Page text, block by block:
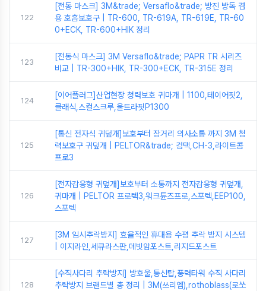
122
[전동 마스크] 3M&trade; Versaflo&trade; 방진 방독 겸
용 호흡보호구 | TR-600, TR-619A, TR-619E, TR-60
0+ECK, TR-600+HIK 정리
123
[전동식 마스크] 3M Versaflo&trade; PAPR TR 시리즈
비교 | TR-300+HIK, TR-300+ECK, TR-315E 정리
124
[이어플러그]산업현장 청력보호 귀마개 | 1100,테이어핏2,
클래식,스컬스크루,울트라핏P1300
125
[통신 전자식 귀덮개]보호부터 장거리 의사소통 까지 3M 청
력보호구 귀덮개 | PELTOR&trade; 컴택,CH-3,라이트콤
프로3
126
[전자감응형 귀덮개]보호부터 소통까지 전자감응형 귀덮개,
귀마개 | PELTOR 프로텍3,워크튠즈프로,스포텍,EEP100,
스포텍
127
[3M 임시추락방지] 효율적인 휴대용 수평 추락 방지 시스템
| 이지라인,세큐라스판,데빗암포스트,리지드포스트
128
[수직사다리 추락방지] 방호울,통신탑,풍력타워 수직 사다리
추락방지 브랜드별 총 정리 | 3M(쓰리엠),rothoblass(로쏘